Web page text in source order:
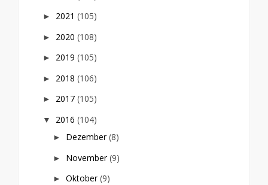
► 2021 (105)
► 2020 (108)
► 2019 (105)
► 2018 (106)
► 2017 (105)
▼ 2016 (104)
► Dezember(8)
► November(9)
► Oktober(9)